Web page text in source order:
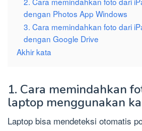
dengan Photos App Windows
3. Cara memindahkan foto dari
dengan Google Drive
Akhir kata
1. Cara memindahkan
laptop menggunakan
Laptop bisa mendeteksi otomatis